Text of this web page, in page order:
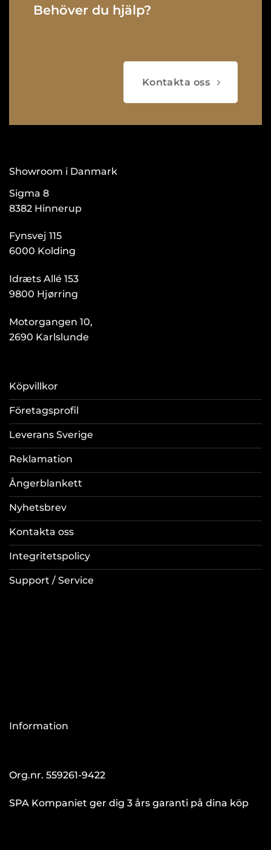
Behöver du hjälp?
Kontakta oss
Showroom i Danmark
Sigma 8
8382 Hinnerup
Fynsvej 115
6000 Kolding
Idræts Allé 153
9800 Hjørring
Motorgangen 10,
2690 Karlslunde
Köpvillkor
Företagsprofil
Leverans Sverige
Reklamation
Ångerblankett
Nyhetsbrev
Kontakta oss
Integritetspolicy
Support / Service
Information
Org.nr. 559261-9422
SPA Kompaniet ger dig 3 års garanti på dina köp